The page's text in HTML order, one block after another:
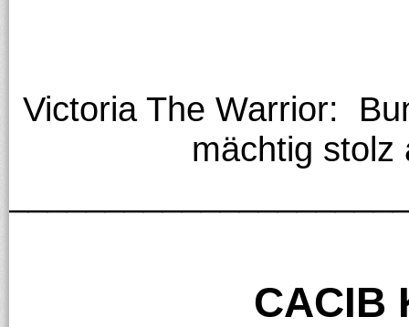
Victoria The Warrior:
mächtig stolz
CACIB